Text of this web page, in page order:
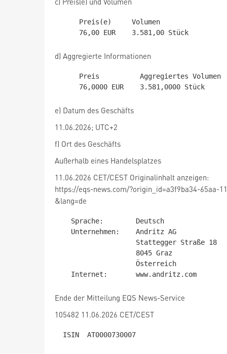
d) Aggregierte Informationen
e) Datum des Geschäfts
11.06.2026; UTC+2
f) Ort des Geschäfts
Außerhalb eines Handelsplatzes
11.06.2026 CET/CEST Originalinhalt anzeigen:
https://eqs-news.com/?origin_id=a3f9ba34-65aa-
&lang=de
Ende der Mitteilung EQS News-Service
105482 11.06.2026 CET/CEST